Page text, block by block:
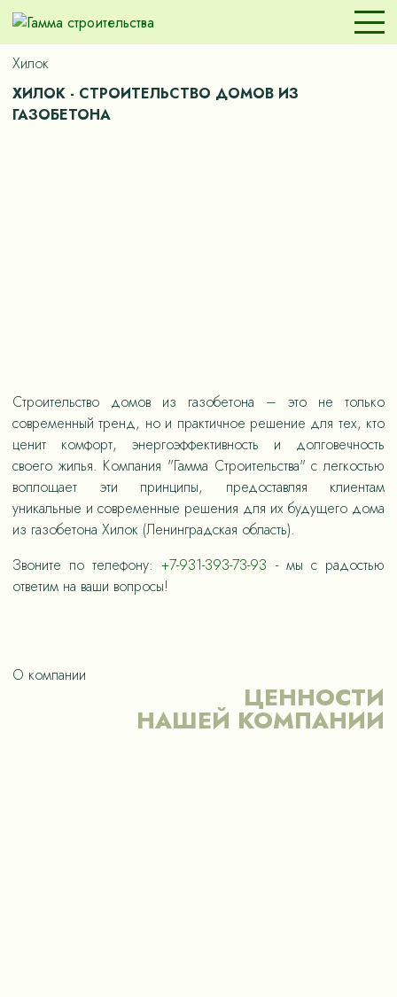
Хилок
ХИЛОК - СТРОИТЕЛЬСТВО ДОМОВ ИЗ
ГАЗОБЕТОНА
Строительство домов из газобетона – это не только
современный тренд, но и практичное решение для тех, кто
ценит комфорт, энергоэффективность и долговечность
своего жилья. Компания "Гамма Строительства" с легкостью
воплощает эти принципы, предоставляя клиентам
уникальные и современные решения для их будущего дома
из газобетона Хилок (Ленинградская область).
Звоните по телефону:+7-931-393-73-93 - мы с радостью
ответим на ваши вопросы!
О компании
ЦЕННОСТИ
НАШЕЙ КОМПАНИИ